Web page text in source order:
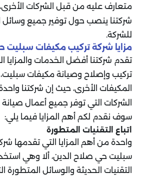
متعارف عليه من قبل الشركات الأخرى،
شركتنا ينصب حول توفير جميع وسائل
للشركة.
مزايا شركة تركيب مكيفات سبليت
تقدم شركتنا أفضل الخدمات والمزايا
تركيب وإصلاح وصيانة مكيفات
المكيفات الأخرى، حيث إن شركتنا
الشركات التي توفر جميع أعمال صيانة
سوف نقدم لكم أهم المزايا فيما يلي:
اتباع التقنيات المتطورة
واحدة من أهم المزايا التي تقدمها
سبليت حي صلاح الدين، ألا وهي
التقنيات الحديثة والوسائل المتطورة